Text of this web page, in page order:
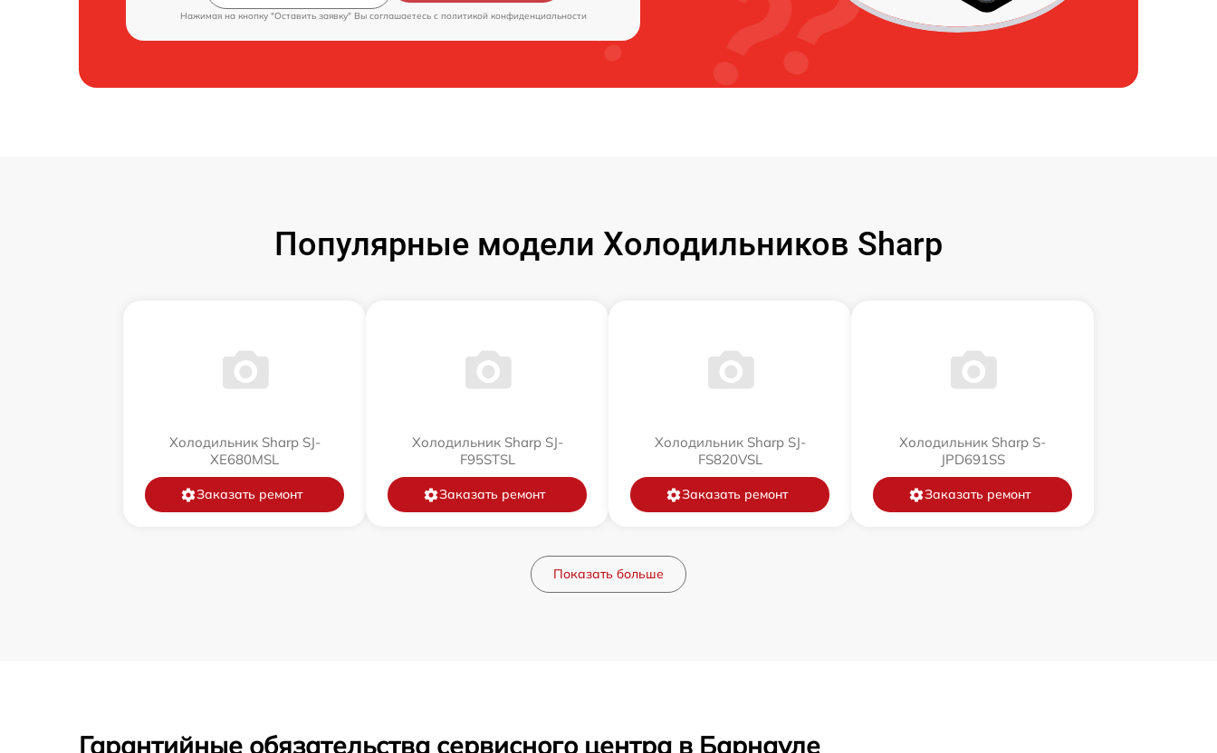
Нажимая на кнопку "Оставить заявку" Вы соглашаетесь c политикой конфиденциальности
Популярные модели Холодильников Sharp
Холодильник Sharp SJ-
XE680MSL
Заказать ремонт
Холодильник Sharp SJ-
F95STSL
Заказать ремонт
Холодильник Sharp SJ-
FS820VSL
Заказать ремонт
Холодильник Sharp S-
JPD691SS
Заказать ремонт
Показать больше
Гарантийные обязательства сервисного центра в Барнауле